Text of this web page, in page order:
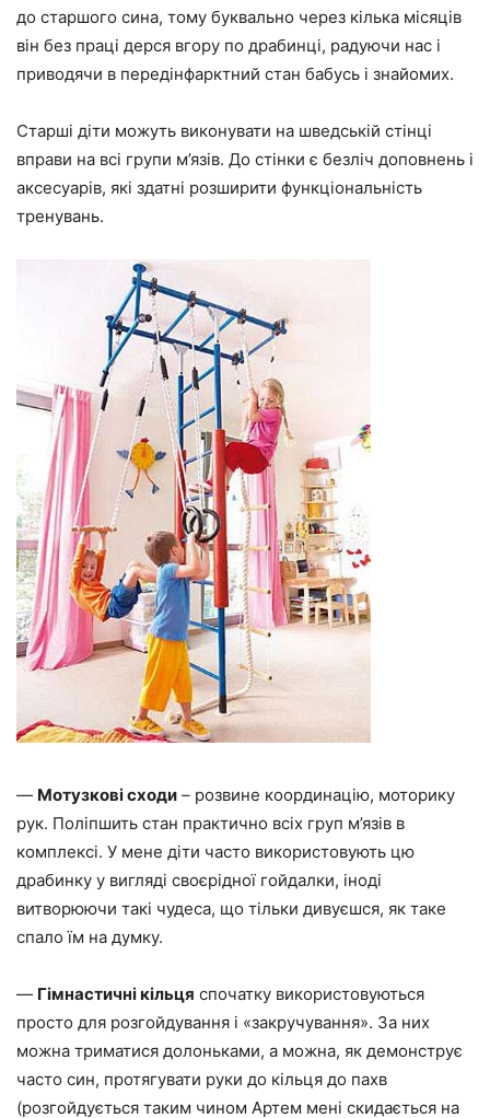
до старшого сина, тому буквально через кілька місяців
він без праці дерся вгору по драбинці, радуючи нас і
приводячи в передінфарктний стан бабусь і знайомих.
Старші діти можуть виконувати на шведській стінці
вправи на всі групи м’язів. До стінки є безліч доповнень і
аксесуарів, які здатні розширити функціональність
тренувань.
— Мотузкові сходи – розвине координацію, моторику
рук. Поліпшить стан практично всіх груп м’язів в
комплексі. У мене діти часто використовують цю
драбинку у вигляді своєрідної гойдалки, іноді
витворюючи такі чудеса, що тільки дивуєшся, як таке
спало їм на думку.
— Гімнастичні кільця спочатку використовуються
просто для розгойдування і «закручування». За них
можна триматися долоньками, а можна, як демонструє
часто син, протягувати руки до кільця до пахв
(розгойдується таким чином Артем мені скидається на